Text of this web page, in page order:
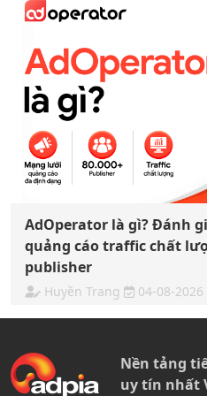
AdOperator là gì? Đánh
quảng cáo traffic chất
publisher
Huyền Trang 04-08-2026
Nền tảng
uy tín nhất